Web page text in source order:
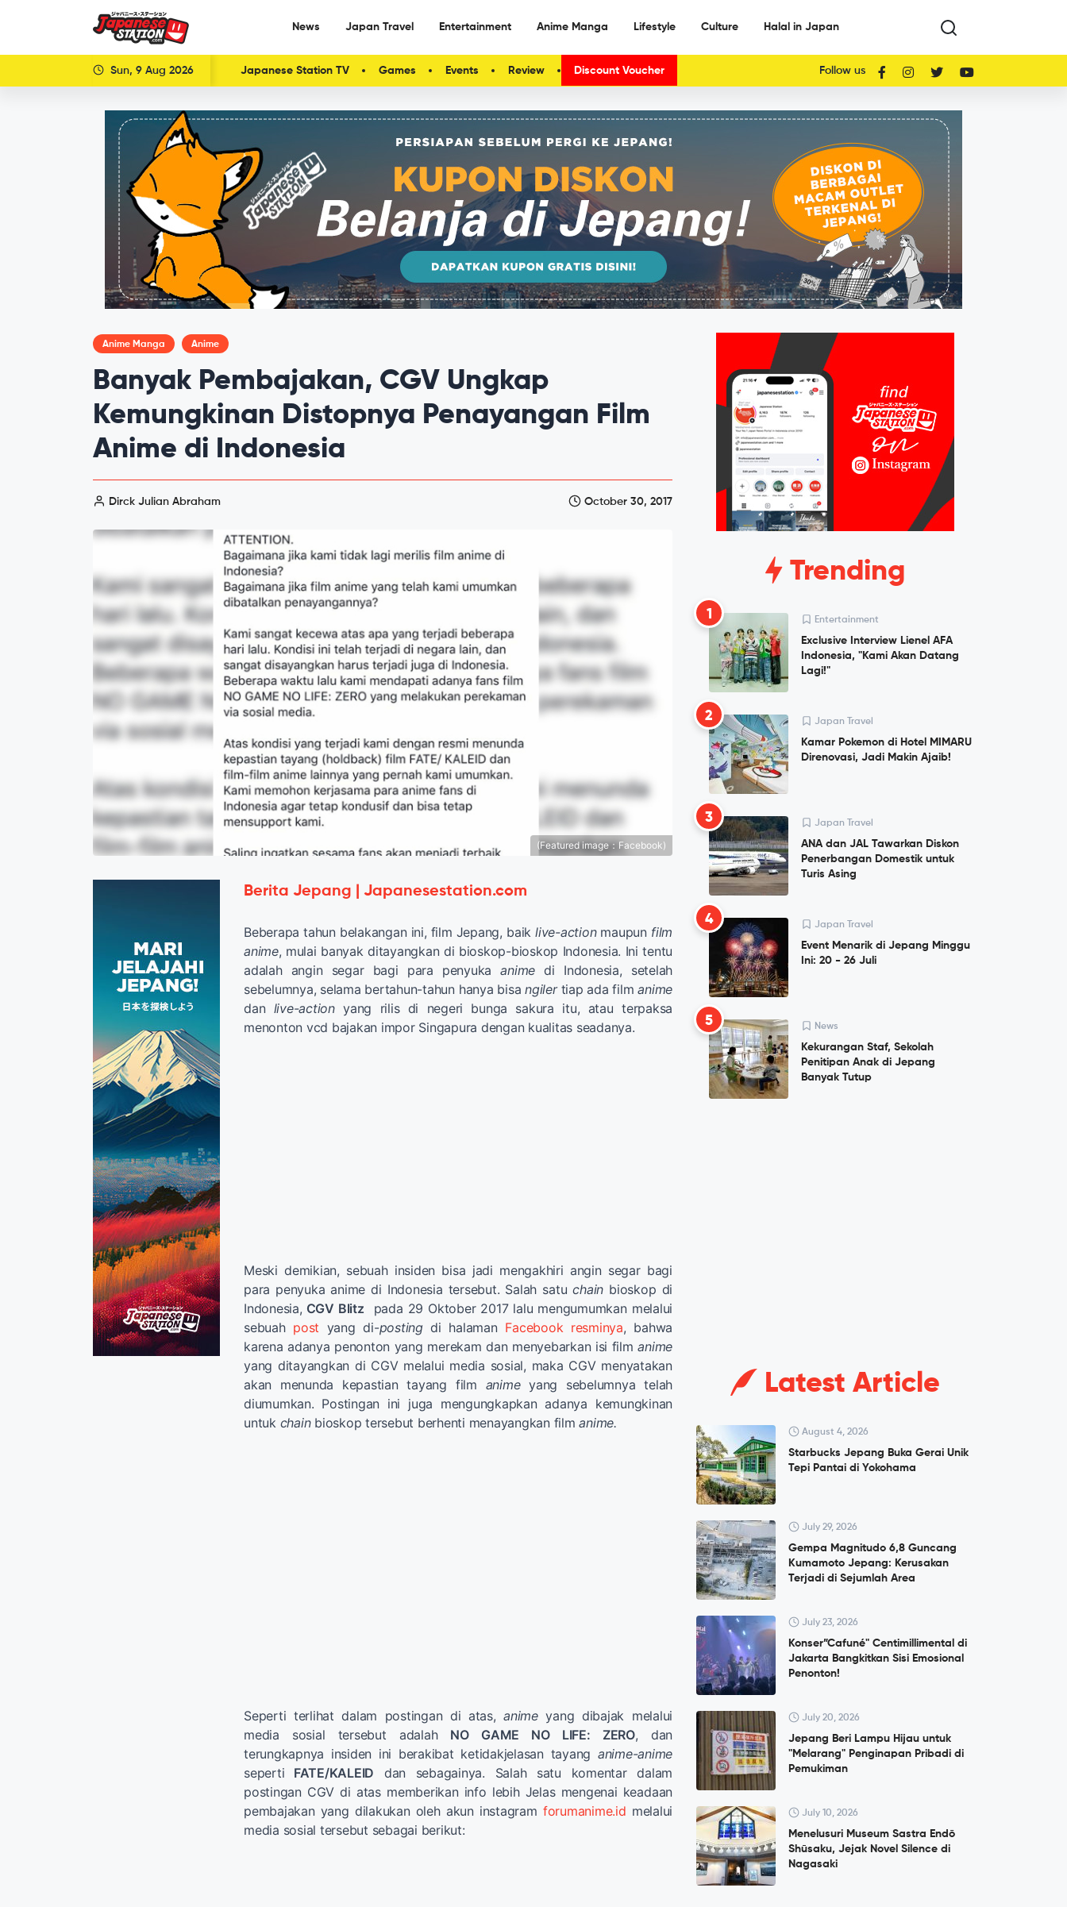
News Japan Travel Entertainment Anime Manga Lifestyle Culture Halal in Japan
Sun, 9 Aug 2026 Japanese Station TV Games Events Review Discount Voucher Follow us
Anime Manga Anime
Banyak Pembajakan, CGV Ungkap
Kemungkinan Distopnya Penayangan Film
Anime di Indonesia
Dirck Julian Abraham October 30, 2017
(Featured image：Facebook)
Berita Jepang | Japanesestation.com
Beberapa tahun belakangan ini, film Jepang, baiklive-actionmaupun film
anime, mulai banyak ditayangkan di bioskop-bioskop Indonesia. Ini tentu
adalah angin segar bagi para penyukaanime di Indonesia, setelah
sebelumnya, selama bertahun-tahun hanya bisangilertiap ada filmanime
danlive-actionyang rilis di negeri bunga sakura itu, atau terpaksa
menonton vcd bajakan impor Singapura dengan kualitas seadanya.
Meski demikian, sebuah insiden bisa jadi mengakhiri angin segar bagi
para penyuka anime di Indonesia tersebut. Salah satuchain bioskop di
Indonesia, CGV Blitz pada 29 Oktober 2017 lalu mengumumkan melalui
sebuah post yang di-postingdi halaman Facebook resminya, bahwa
karena adanya penonton yang merekam dan menyebarkan isi filmanime
yang ditayangkan di CGV melalui media sosial, maka CGV menyatakan
akan menunda kepastian tayang film animeyang sebelumnya telah
diumumkan. Postingan ini juga mengungkapkan adanya kemungkinan
untuk chainbioskop tersebut berhenti menayangkan filmanime.
Seperti terlihat dalam postingan di atas,animeyang dibajak melalui
media sosial tersebut adalah NO GAME NO LIFE: ZERO, dan
terungkapnya insiden ini berakibat ketidakjelasan tayang anime-anime
seperti FATE/KALEID dan sebagainya. Salah satu komentar dalam
postingan CGV di atas memberikan info lebih Jelas mengenai keadaan
pembajakan yang dilakukan oleh akun instagram forumanime.id melalui
media sosial tersebut sebagai berikut:
Trending
1 Entertainment
Exclusive Interview Lienel AFA
Indonesia, "Kami Akan Datang
Lagi!"
2 Japan Travel
Kamar Pokemon di Hotel MIMARU
Direnovasi, Jadi Makin Ajaib!
3 Japan Travel
ANA dan JAL Tawarkan Diskon
Penerbangan Domestik untuk
Turis Asing
4 Japan Travel
Event Menarik di Jepang Minggu
Ini: 20 - 26 Juli
5 News
Kekurangan Staf, Sekolah
Penitipan Anak di Jepang
Banyak Tutup
Latest Article
August 4, 2026
Starbucks Jepang Buka Gerai Unik
Tepi Pantai di Yokohama
July 29, 2026
Gempa Magnitudo 6,8 Guncang
Kumamoto Jepang: Kerusakan
Terjadi di Sejumlah Area
July 23, 2026
Konser”Cafuné" Centimillimental di
Jakarta Bangkitkan Sisi Emosional
Penonton!
July 20, 2026
Jepang Beri Lampu Hijau untuk
"Melarang" Penginapan Pribadi di
Pemukiman
July 10, 2026
Menelusuri Museum Sastra Endō
Shūsaku, Jejak Novel Silence di
Nagasaki